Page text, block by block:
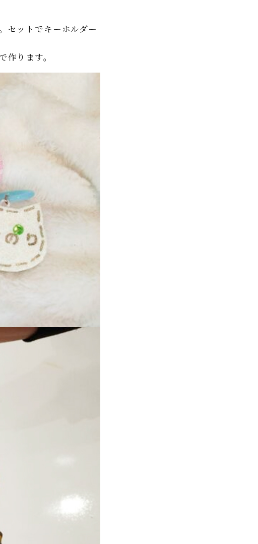
セットでキーホルダー
ります。